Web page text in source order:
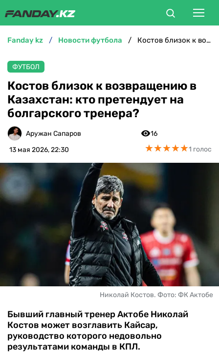
БОКС
ММА
ТЕННИС
ФУТЗАЛ
БУКМЕКЕРЫ
fanday kz новости футбола Костов близок к возвращению в Казахстан: кто претендует на болгарского тренера?
ФУТБОЛ
Костов близок к возвращению в
Казахстан: кто претендует на
болгарского тренера?
Аружан Сапаров
13 мая 2026, 22:30
16
★★★★★
★★★★★1 голос
Николай Костов. Фото: ФК Актобе
Бывший главный тренер Актобе Николай
Костов может возглавить Кайсар,
руководство которого недовольно
результатами команды в КПЛ.